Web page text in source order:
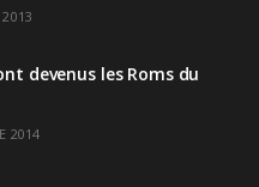
2013
devenus les Roms du
2014